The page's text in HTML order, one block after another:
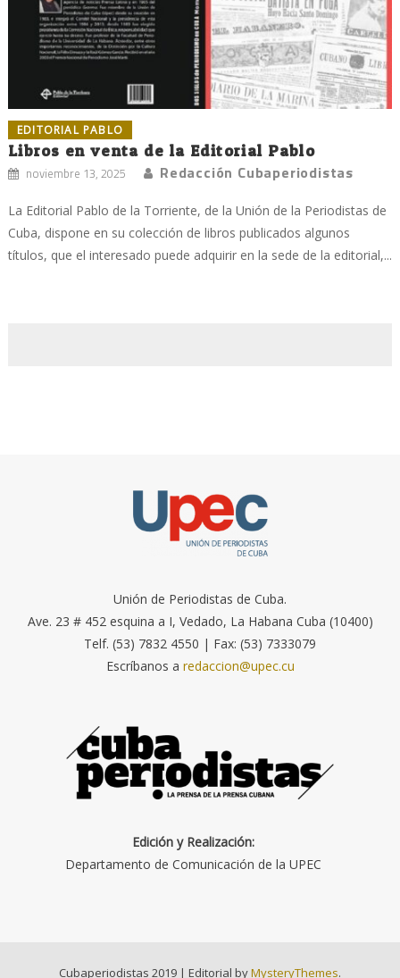
EDITORIAL PABLO
Libros en venta de la Editorial Pablo
noviembre 13, 2025 Redacción Cubaperiodistas
La Editorial Pablo de la Torriente, de la Unión de la Periodistas de
Cuba, dispone en su colección de libros publicados algunos
títulos, que el interesado puede adquirir en la sede de la editorial,...
Unión de Periodistas de Cuba.
Ave. 23 # 452 esquina a I, Vedado, La Habana Cuba (10400)
Telf. (53) 7832 4550 | Fax: (53) 7333079
Escríbanos a redaccion@upec.cu
Edición y Realización:
Departamento de Comunicación de la UPEC
Cubaperiodistas 2019 | Editorial byMysteryThemes.